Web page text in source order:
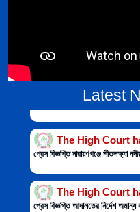
Latest
The High Court
প্রেস বিজ্ঞপ্তি নারায়ণগঞ্জে শীতলক্ষ্যা
The High Court
প্রেস বিজ্ঞপ্তি আদালতের নির্দেশ